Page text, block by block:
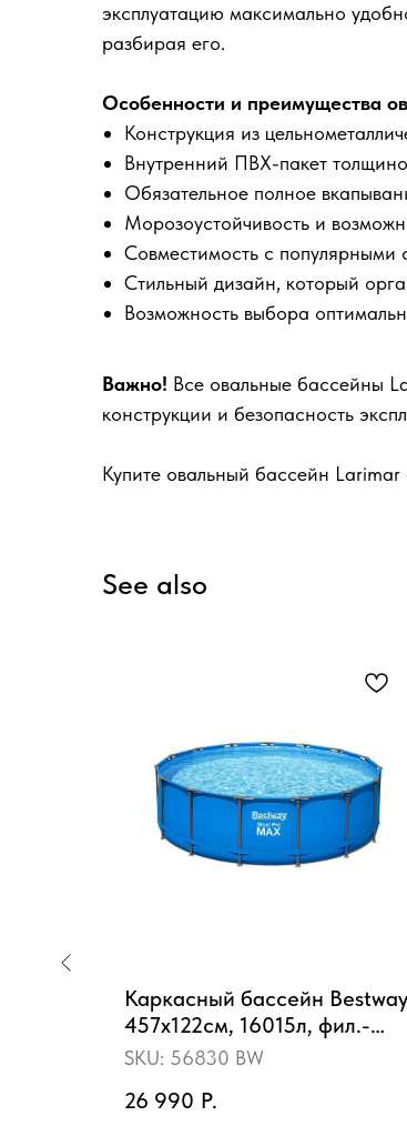
эксплуатацию максимально
разбирая его.
Особенности и преимущества
Конструкция из
Внутренний ПВХ-пакет
Обязательное полное
Морозоустойчивость и
Совместимость с
Стильный дизайн, который
Возможность выбора
Важно! Все овальные бассейны
конструкции и безопасность
Купите овальный бассейн
See also
Каркасный бассейн Bestway
457х122см, 16015л, фил.-
насос 3028л/ч, лестница
SKU: 56830 BW
26 990 Р.